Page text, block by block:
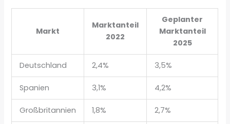
Markt
Marktanteil
2022
Geplanter
Marktanteil
2025
Deutschland 2,4% 3,5%
Spanien 3,1% 4,2%
Großbritannien 1,8% 2,7%